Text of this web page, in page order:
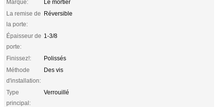
Marque:
Le mortier
La remise de
la porte:
Réversible
Épaisseur de
porte:
1-3/8
Finissez!:
Polissés
Méthode
d'installation:
Des vis
Type
principal:
Verrouillé